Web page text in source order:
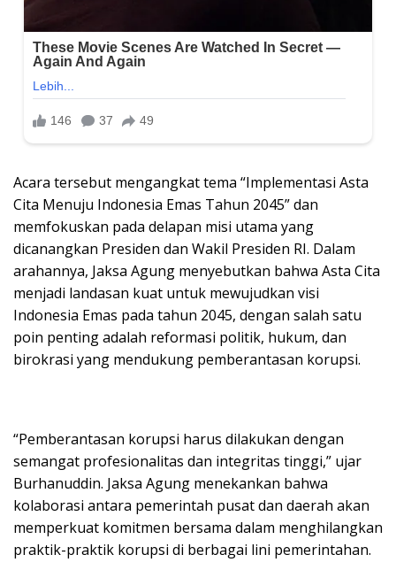
Acara tersebut mengangkat tema “Implementasi Asta
Cita Menuju Indonesia Emas Tahun 2045” dan
memfokuskan pada delapan misi utama yang
dicanangkan Presiden dan Wakil Presiden RI. Dalam
arahannya, Jaksa Agung menyebutkan bahwa Asta Cita
menjadi landasan kuat untuk mewujudkan visi
Indonesia Emas pada tahun 2045, dengan salah satu
poin penting adalah reformasi politik, hukum, dan
birokrasi yang mendukung pemberantasan korupsi.
“Pemberantasan korupsi harus dilakukan dengan
semangat profesionalitas dan integritas tinggi,” ujar
Burhanuddin. Jaksa Agung menekankan bahwa
kolaborasi antara pemerintah pusat dan daerah akan
memperkuat komitmen bersama dalam menghilangkan
praktik-praktik korupsi di berbagai lini pemerintahan.